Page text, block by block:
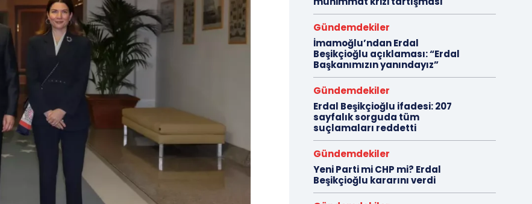
Gündemdekiler
İmamoğlu’ndan Erdal
Beşikçioğlu açıklaması: “Erdal
Başkanımızın yanındayız”
Gündemdekiler
Erdal Beşikçioğlu ifadesi: 207
sayfalık sorguda tüm
suçlamaları reddetti
Gündemdekiler
Yeni Parti mi CHP mi? Erdal
Beşikçioğlu kararını verdi